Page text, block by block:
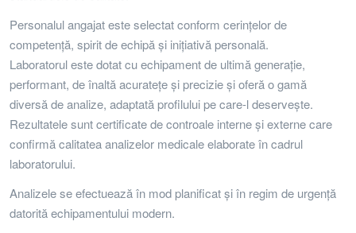
Personalul angajat este selectat conform cerinţelor de
competenţă, spirit de echipă şi iniţiativă personală.
Laboratorul este dotat cu echipament de ultimă generaţie,
performant, de înaltă acurateţe şi precizie şi oferă o gamă
diversă de analize, adaptată profilului pe care-l deserveşte.
Rezultatele sunt certificate de controale interne şi externe care
confirmă calitatea analizelor medicale elaborate în cadrul
laboratorului.
Analizele se efectuează în mod planificat şi în regim de urgenţă
datorită echipamentului modern.